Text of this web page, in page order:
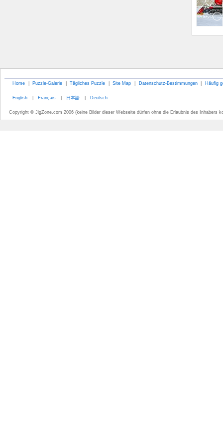
Home | Puzzle-Galerie | Tägliches Puzzle | Site Map | Datenschutz-Bestimmungen | Häufig
English | Français | 日本語 | Deutsch
Copyright © JigZone.com 2006 (keine Bilder dieser Webseite dürfen ohne die Erlaubnis des Inhabers